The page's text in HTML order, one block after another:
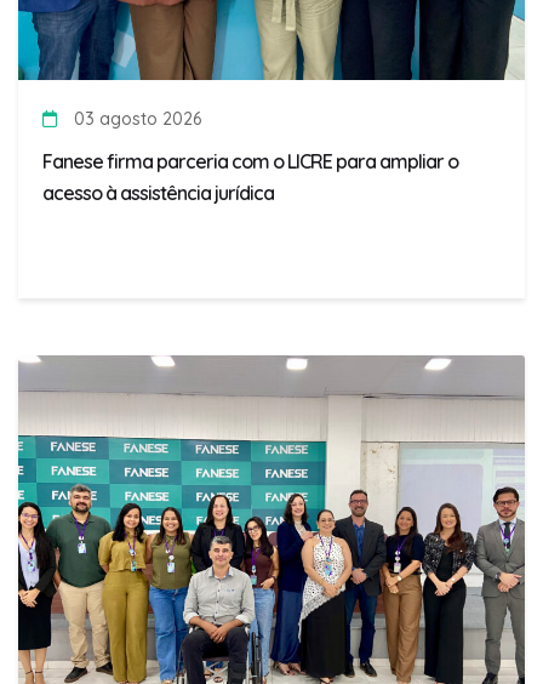
03 agosto 2026
Fanese firma parceria com o LICRE para ampliar o
acesso à assistência jurídica